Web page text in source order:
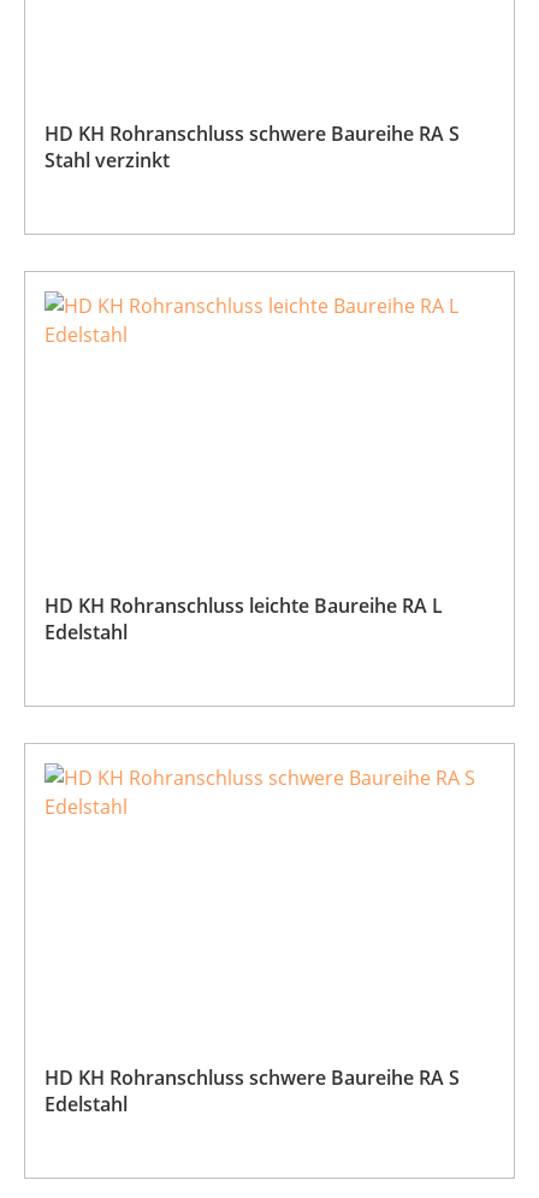
HD KH Rohranschluss schwere Baureihe RA S
Stahl verzinkt
HD KH Rohranschluss leichte Baureihe RA L
Edelstahl
HD KH Rohranschluss schwere Baureihe RA S
Edelstahl